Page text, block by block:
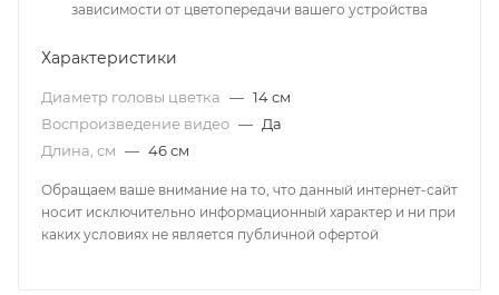
зависимости от цветопередачи вашего устройства
Характеристики
Диаметр головы цветка — 14 см
Воспроизведение видео — Да
Длина, см — 46 см
Обращаем ваше внимание на то, что данный интернет-сайт
носит исключительно информационный характер и ни при
каких условиях не является публичной офертой